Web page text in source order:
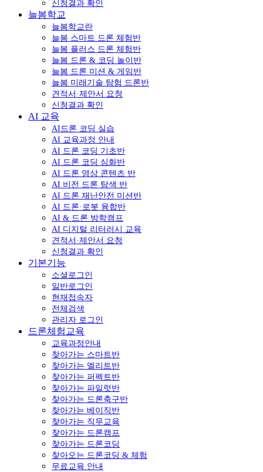
신청결과 확인
늘봄학교
늘봄학교란
늘봄 스마트 드론 체험반
늘봄 플러스 드론 체험반
늘봄 드론 & 코딩 놀이반
늘봄 드론 미션 & 게임반
늘봄 미래기술 탐험 드론반
견적서·제안서 요청
신청결과 확인
AI 교육
AI드론 코딩 실습
AI 교육과정 안내
AI 드론 코딩 기초반
AI 드론 코딩 심화반
AI 드론 영상 콘텐츠 반
AI 비전 드론 탐색 반
AI 드론 재난안전 미션반
AI 드론·로봇 융합반
AI & 드론 방학캠프
AI 디지털 리터러시 교육
견적서·제안서 요청
신청결과 확인
기본기능
소셜로그인
일반로그인
현재접속자
전체검색
관리자 로그인
드론체험교육
교육과정안내
찾아가는 스마트반
찾아가는 엘리트반
찾아가는 퍼펙트반
찾아가는 파일럿반
찾아가는 드론축구반
찾아가는 베이직반
찾아가는 직무교육
찾아가는 드론캠프
찾아가는 드론코딩
찾아오는 드론코딩 & 체험
무료교육 안내